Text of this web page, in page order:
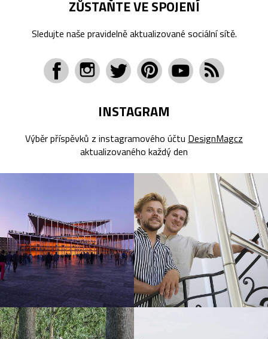
ZŮSTAŇTE VE SPOJENÍ
Sledujte naše pravidelně aktualizované sociální sítě.
INSTAGRAM
Výběr příspěvků z instagramového účtu DesignMagcz
aktualizovaného každý den